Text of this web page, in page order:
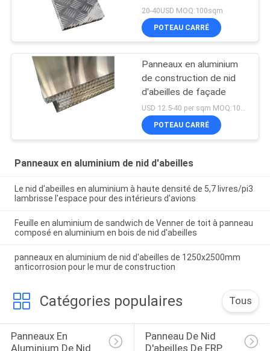
20-40USD MOQ:100sqm
POTEAU CARRÉ
Panneaux en aluminium
de construction de nid
d'abeilles de façade
USD 12.5-40 per sqm MOQ:100sqm
POTEAU CARRÉ
Panneaux en aluminium de nid d'abeilles
Le nid d'abeilles en aluminium à haute densité de 5,7 livres/pi3
lambrisse l'espace pour des intérieurs d'avions
Feuille en aluminium de sandwich de Venner de toit à panneau
composé en aluminium en bois de nid d'abeilles
panneaux en aluminium de nid d'abeilles de 1250x2500mm
anticorrosion pour le mur de construction
Catégories populaires Tous
Panneaux En
Aluminium De Nid
Panneau De Nid
D'abeilles De FRP